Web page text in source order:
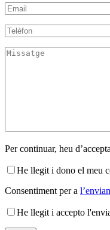
Per continuar, heu
He llegit i dono el meu
Consentiment per a
He llegit i accepto